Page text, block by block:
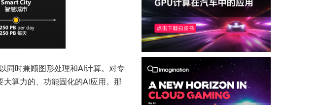
同时兼顾图形处理和AI计算。对专
算力的、功能固化的AI应用。那